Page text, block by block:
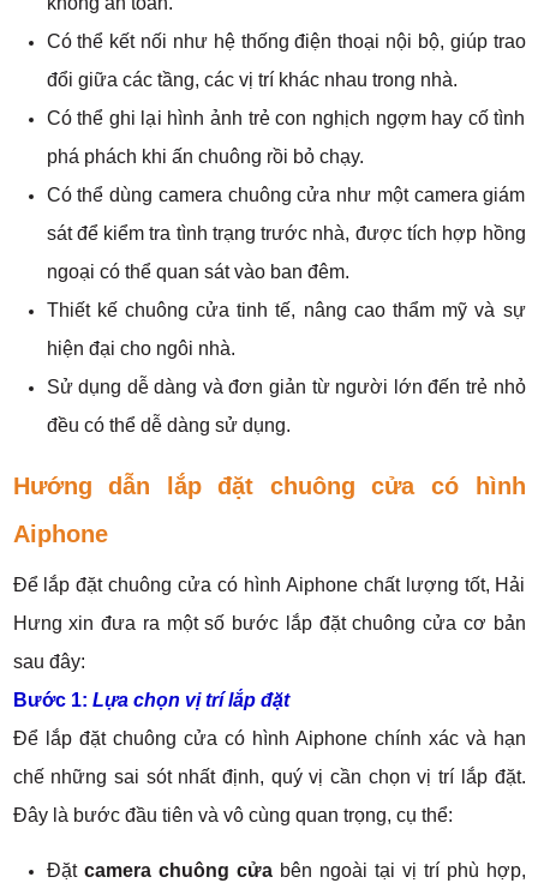
Có thể kết nối như hệ thống điện thoại nội bộ, giúp trao
đổi giữa các tầng, các vị trí khác nhau trong nhà.
Có thể ghi lại hình ảnh trẻ con nghịch ngợm hay cố tình
phá phách khi ấn chuông rồi bỏ chạy.
Có thể dùng camera chuông cửa như một camera giám
sát để kiểm tra tình trạng trước nhà, được tích hợp hồng
ngoại có thể quan sát vào ban đêm.
Thiết kế chuông cửa tinh tế, nâng cao thẩm mỹ và sự
hiện đại cho ngôi nhà.
Sử dụng dễ dàng và đơn giản từ người lớn đến trẻ nhỏ
đều có thể dễ dàng sử dụng.
Hướng dẫn lắp đặt chuông cửa có hình
Aiphone
Để lắp đặt chuông cửa có hình Aiphone chất lượng tốt, Hải
Hưng xin đưa ra một số bước lắp đặt chuông cửa cơ bản
sau đây:
Bước 1: Lựa chọn vị trí lắp đặt
Để lắp đặt chuông cửa có hình Aiphone chính xác và hạn
chế những sai sót nhất định, quý vị cần chọn vị trí lắp đặt.
Đây là bước đầu tiên và vô cùng quan trọng, cụ thể:
Đặt camera chuông cửabên ngoài tại vị trí phù hợp,